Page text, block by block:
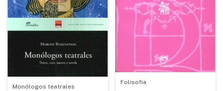
Monólogos teatrales
Folisofía